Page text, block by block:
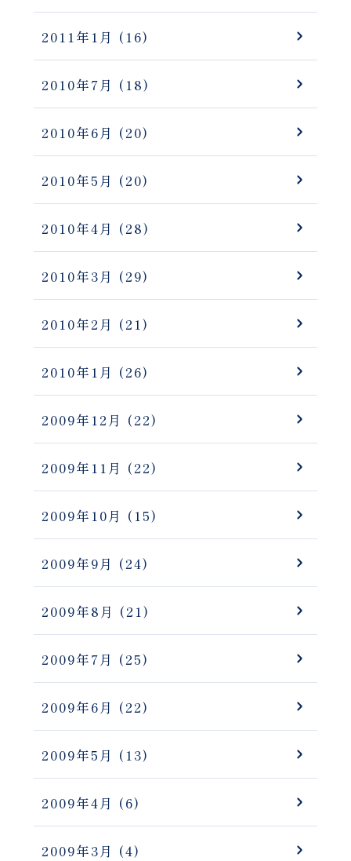
2011年1月 (16)
2010年7月 (18)
2010年6月 (20)
2010年5月 (20)
2010年4月 (28)
2010年3月 (29)
2010年2月 (21)
2010年1月 (26)
2009年12月 (22)
2009年11月 (22)
2009年10月 (15)
2009年9月 (24)
2009年8月 (21)
2009年7月 (25)
2009年6月 (22)
2009年5月 (13)
2009年4月 (6)
2009年3月 (4)